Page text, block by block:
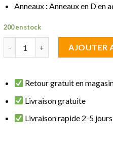
Anneaux: Anneaux en D en
200 en stock
AJOUTER
Retour gratuit en
Livraison gratuite
Livraison rapide 2-5 jours